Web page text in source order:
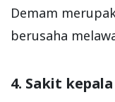
Demam
berusaha
4. Sakit kepala